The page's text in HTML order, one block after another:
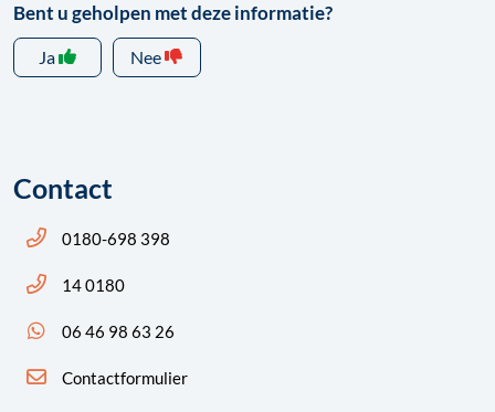
Bent u geholpen met deze informatie?
Ja Nee
Contact
Bel ons: 14 0180
0180-698 398
Bel ons: 14 0180
14 0180
App ons: 06 46 98 63 26 (WhatsApp)
06 46 98 63 26
Contactformulier